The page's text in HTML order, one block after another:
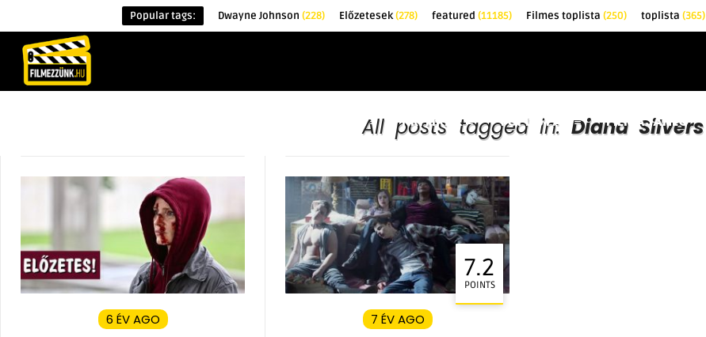
Popular tags: Dwayne Johnson (228) Előzetesek(278) featured (11185) Filmes toplista (250) toplista (365)
ÉRDEKESSÉGEK KRITIKÁK TOPLISTÁK FILMAJÁNLÓ
All posts tagged in: Diana Silvers
6 ÉV AGO
7.2
POINTS
7 ÉV AGO